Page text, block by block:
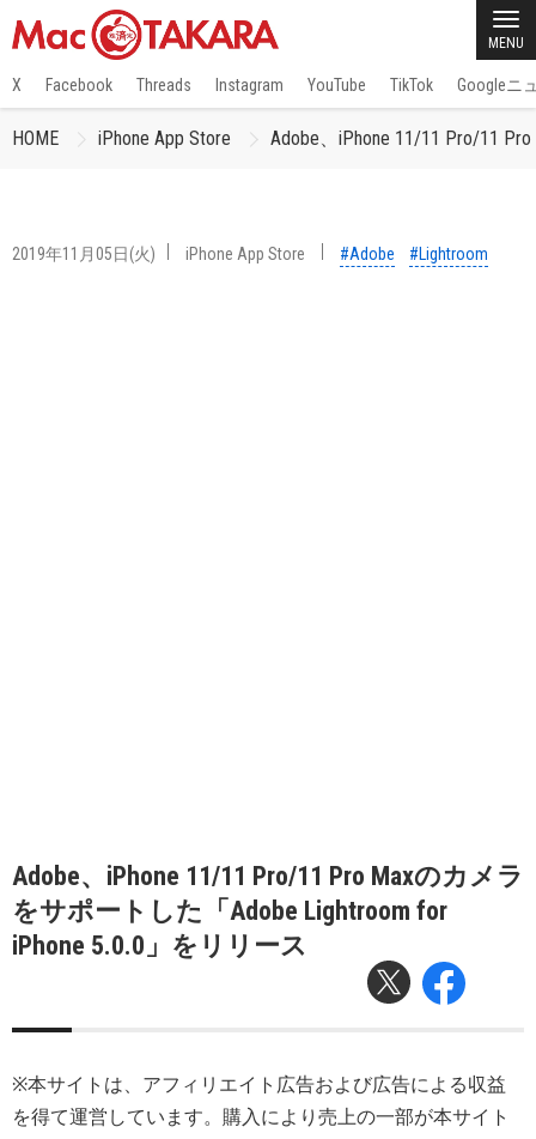
MENU
X Facebook Threads Instagram YouTube TikTok Googleニ
HOME iPhone App Store Adobe、iPhone 11/11 Pro/11
2019年11月05日(火) iPhone App Store #Adobe #Lightroom
Adobe、iPhone 11/11 Pro/11 Pro Maxのカメラ
をサポートした「Adobe Lightroom for
iPhone 5.0.0」をリリース
※本サイトは、アフィリエイト広告および広告による収益
を得て運営しています。購入により売上の一部が本サイト